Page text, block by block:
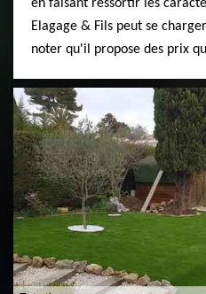
en faisant ressortir les
Elagage & Fils peut se
noter qu'il propose des prix